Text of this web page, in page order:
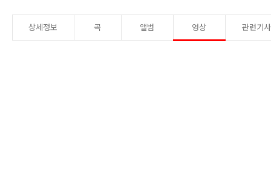
상세정보 곡 앨범 영상 관련기사